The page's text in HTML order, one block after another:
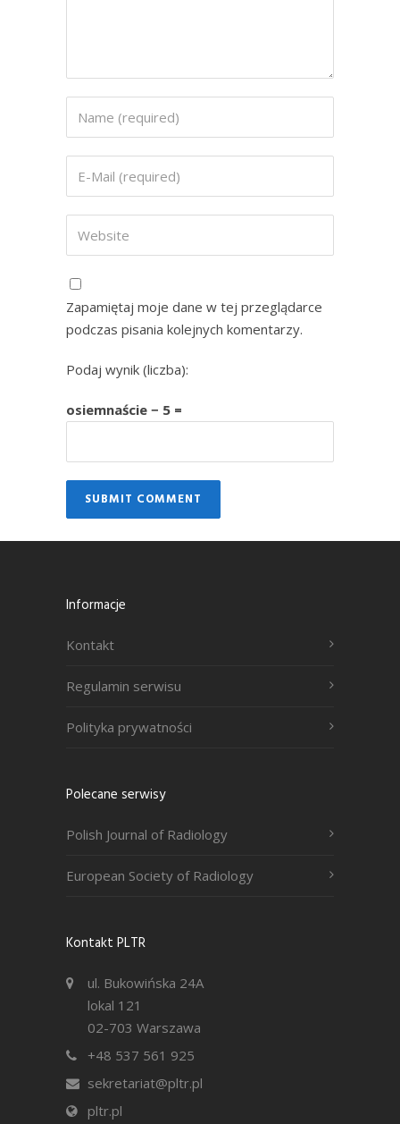
Zapamiętaj moje dane w tej przeglądarce
podczas pisania kolejnych komentarzy.
Podaj wynik (liczba):
osiemnaście − 5 =
Informacje
Kontakt
Regulamin serwisu
Polityka prywatności
Polecane serwisy
Polish Journal of Radiology
European Society of Radiology
Kontakt PLTR
ul. Bukowińska 24A
lokal 121
02-703 Warszawa
+48 537 561 925
sekretariat@pltr.pl
pltr.pl